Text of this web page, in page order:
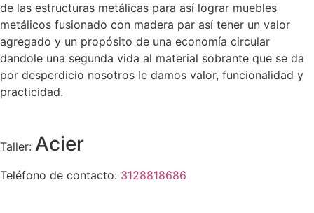
de las estructuras metálicas para así lograr muebles
metálicos fusionado con madera par así tener un valor
agregado y un propósito de una economía circular
dandole una segunda vida al material sobrante que se da
por desperdicio nosotros le damos valor, funcionalidad y
practicidad.
Taller: Acier
Teléfono de contacto: 3128818686